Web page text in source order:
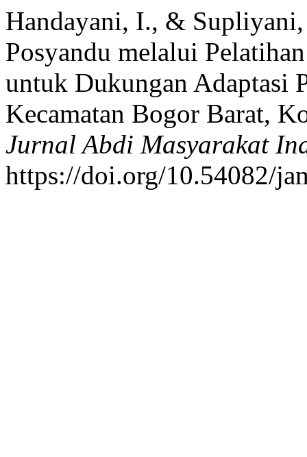
Handayani, I., &
Posyandu melalui
untuk Dukungan Adaptasi
Kecamatan Bogor Barat,
Jurnal Abdi Masyarakat
https://doi.org/10.54082/